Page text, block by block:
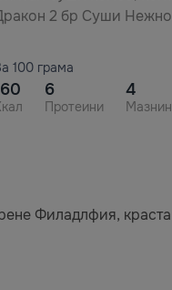
2 бр Суши
100 грама
6
Протеини
4
Филадлфия,